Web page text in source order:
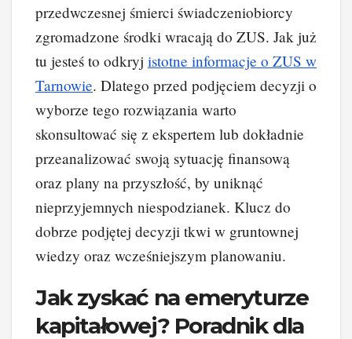
przedwczesnej śmierci świadczeniobiorcy
zgromadzone środki wracają do ZUS. Jak już
tu jesteś to odkryj istotne informacje o ZUS w
Tarnowie. Dlatego przed podjęciem decyzji o
wyborze tego rozwiązania warto
skonsultować się z ekspertem lub dokładnie
przeanalizować swoją sytuację finansową
oraz plany na przyszłość, by uniknąć
nieprzyjemnych niespodzianek. Klucz do
dobrze podjętej decyzji tkwi w gruntownej
wiedzy oraz wcześniejszym planowaniu.
Jak zyskać na emeryturze
kapitałowej? Poradnik dla